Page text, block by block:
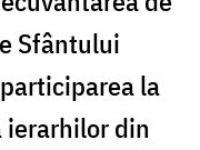
Sfântului
la
ierarhilor din